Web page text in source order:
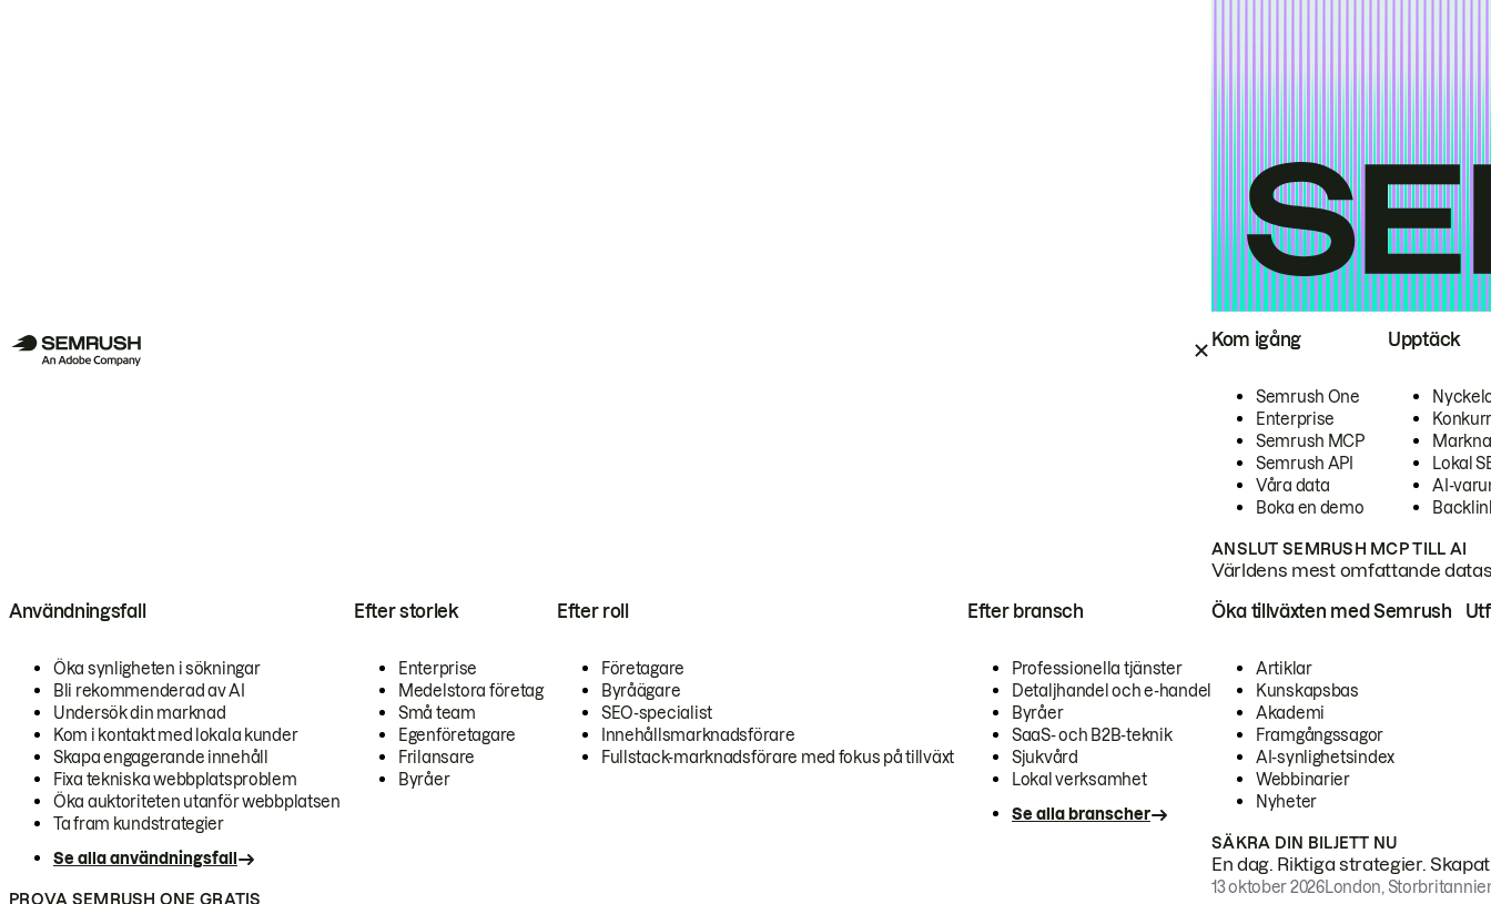
Kom igång
Semrush One
Enterprise
Semrush MCP
Semrush API
Våra data
Boka en demo
Upptäck
Lokal
AI-
ANSLUT SEMRUSH MCP TILL AI
Världens mest omfattande
Användningsfall
Öka synligheten i sökningar
Bli rekommenderad av AI
Undersök din marknad
Kom i kontakt med lokala kunder
Skapa engagerande innehåll
Fixa tekniska webbplatsproblem
Öka auktoriteten utanför webbplatsen
Ta fram kundstrategier
Se alla användningsfall
Efter storlek
Enterprise
Medelstora företag
Små team
Egenföretagare
Frilansare
Byråer
Efter roll
Företagare
Byråägare
SEO-specialist
Innehållsmarknadsförare
Fullstack-marknadsförare med fokus på tillväxt
Efter bransch
Professionella tjänster
Detaljhandel och e-handel
Byråer
SaaS- och B2B-teknik
Sjukvård
Lokal verksamhet
Se alla branscher
PROVA SEMRUSH ONE GRATIS
Öka tillväxten med Semrush
Artiklar
Kunskapsbas
Akademi
Framgångssagor
AI-synlighetsindex
Webbinarier
Nyheter
SÄKRA DIN BILJETT NU
En dag. Riktiga strategier.
13 oktober 2026London,